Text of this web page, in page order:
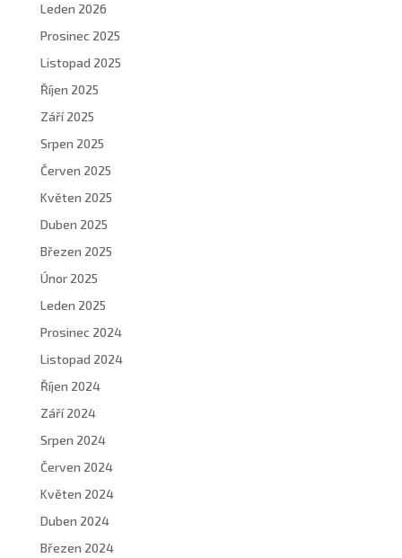
Leden 2026
Prosinec 2025
Listopad 2025
Říjen 2025
Září 2025
Srpen 2025
Červen 2025
Květen 2025
Duben 2025
Březen 2025
Únor 2025
Leden 2025
Prosinec 2024
Listopad 2024
Říjen 2024
Září 2024
Srpen 2024
Červen 2024
Květen 2024
Duben 2024
Březen 2024